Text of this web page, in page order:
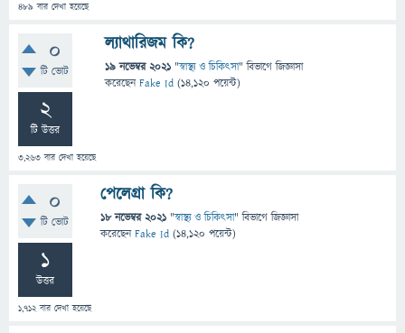
489 বার দেখা হয়েছে
0
টি ভোট
2
টি উত্তর
3,263 বার দেখা হয়েছে
ল্যাথারিজম কি?
19 নভেম্বর 2021 "স্বাস্থ্য ও চিকিৎসা" বিভাগে জিজ্ঞাসা
করেছেনFake Id (14,120 পয়েন্ট)
0
টি ভোট
1
উত্তর
1,712বার দেখা হয়েছে
পেলেগ্রা কি?
18 নভেম্বর 2021 "স্বাস্থ্য ও চিকিৎসা" বিভাগে জিজ্ঞাসা
করেছেনFake Id (14,120 পয়েন্ট)